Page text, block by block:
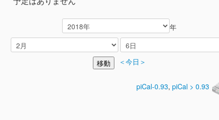
年
＜今日＞
piCal-0.93, piCal > 0.93